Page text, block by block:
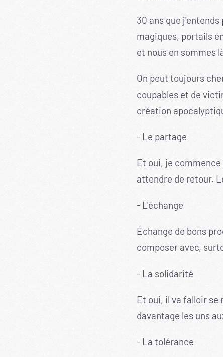
30 ans que
magiques, portails
et nous en sommes
On peut toujours
coupables et de
création
- Le partage
Et oui, je
attendre de retour.
- L'échange
Échange de bons
composer avec,
- La solidarité
Et oui, il va falloir
davantage les uns
- La tolérance